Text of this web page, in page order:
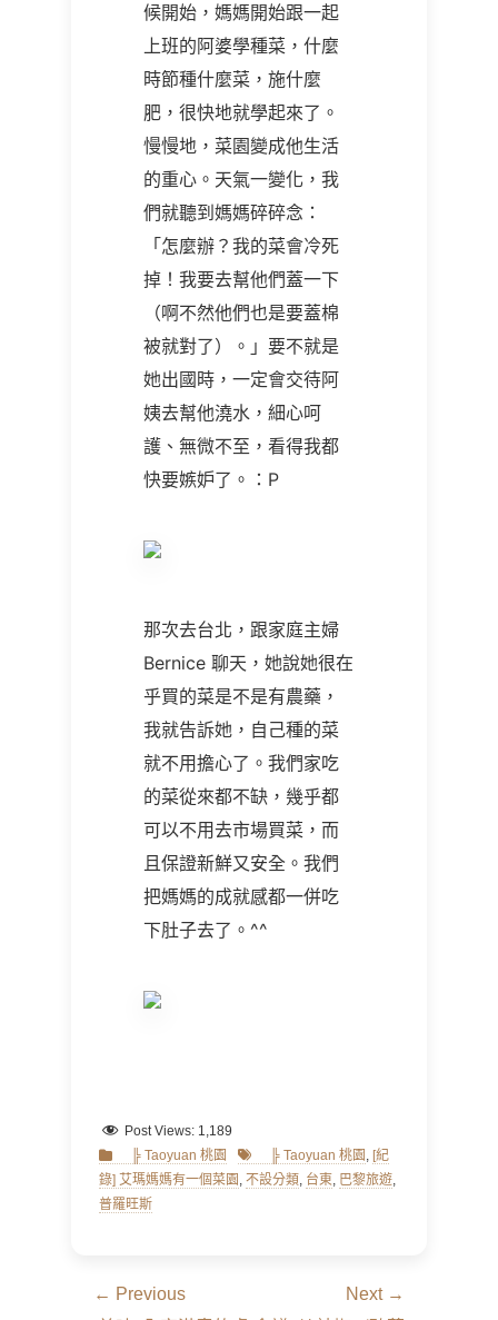
候開始，媽媽開始跟一起
上班的阿婆學種菜，什麼
時節種什麼菜，施什麼
肥，很快地就學起來了。
慢慢地，菜園變成他生活
的重心。天氣一變化，我
們就聽到媽媽碎碎念：
「怎麼辦？我的菜會冷死
掉！我要去幫他們蓋一下
（啊不然他們也是要蓋棉
被就對了）。」要不就是
她出國時，一定會交待阿
姨去幫他澆水，細心呵
護、無微不至，看得我都
快要嫉妒了。：P
那次去台北，跟家庭主婦
Bernice 聊天，她說她很在
乎買的菜是不是有農藥，
我就告訴她，自己種的菜
就不用擔心了。我們家吃
的菜從來都不缺，幾乎都
可以不用去市場買菜，而
且保證新鮮又安全。我們
把媽媽的成就感都一併吃
下肚子去了。 ^^
Post Views: 1,189
Categories
╠ Taoyuan 桃園 Tags ╠ Taoyuan 桃園 , [紀
錄] 艾瑪媽媽有一個菜園 , 不設分類, 台東, 巴黎旅遊,
普羅旺斯
文
← Previous
Next →